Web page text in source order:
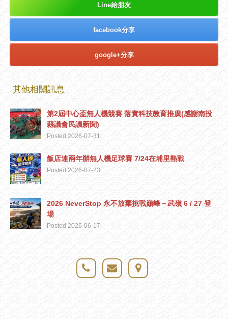
Line給朋友
facebook分享
google+分享
其他相關訊息
第2屆中心盃無人機競賽 落實科技教育推廣(感謝南投
縣議會民議新聞)
Posted 2026-07-31
飯店連兩年辦無人機足球賽 7/24在埔里熱戰
Posted 2026-07-23
2026 NeverStop 永不放棄挑戰巔峰－武嶺 6 / 27 登
場
Posted 2026-06-17